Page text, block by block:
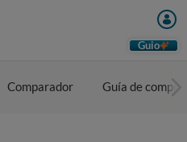
Guio
Comparador Guía de compra